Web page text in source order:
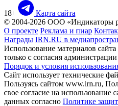
18+
Карта сайта
© 2004-2026 ООО «Индикаторы
О проекте Реклама и пиар
Награды IRN.RU в
Использование материалов
только с согласия
Порядок и условия
Сайт использует технические
Пользуясь сайтом www.irn.ru,
свое согласие на использование
данных согласно Политике